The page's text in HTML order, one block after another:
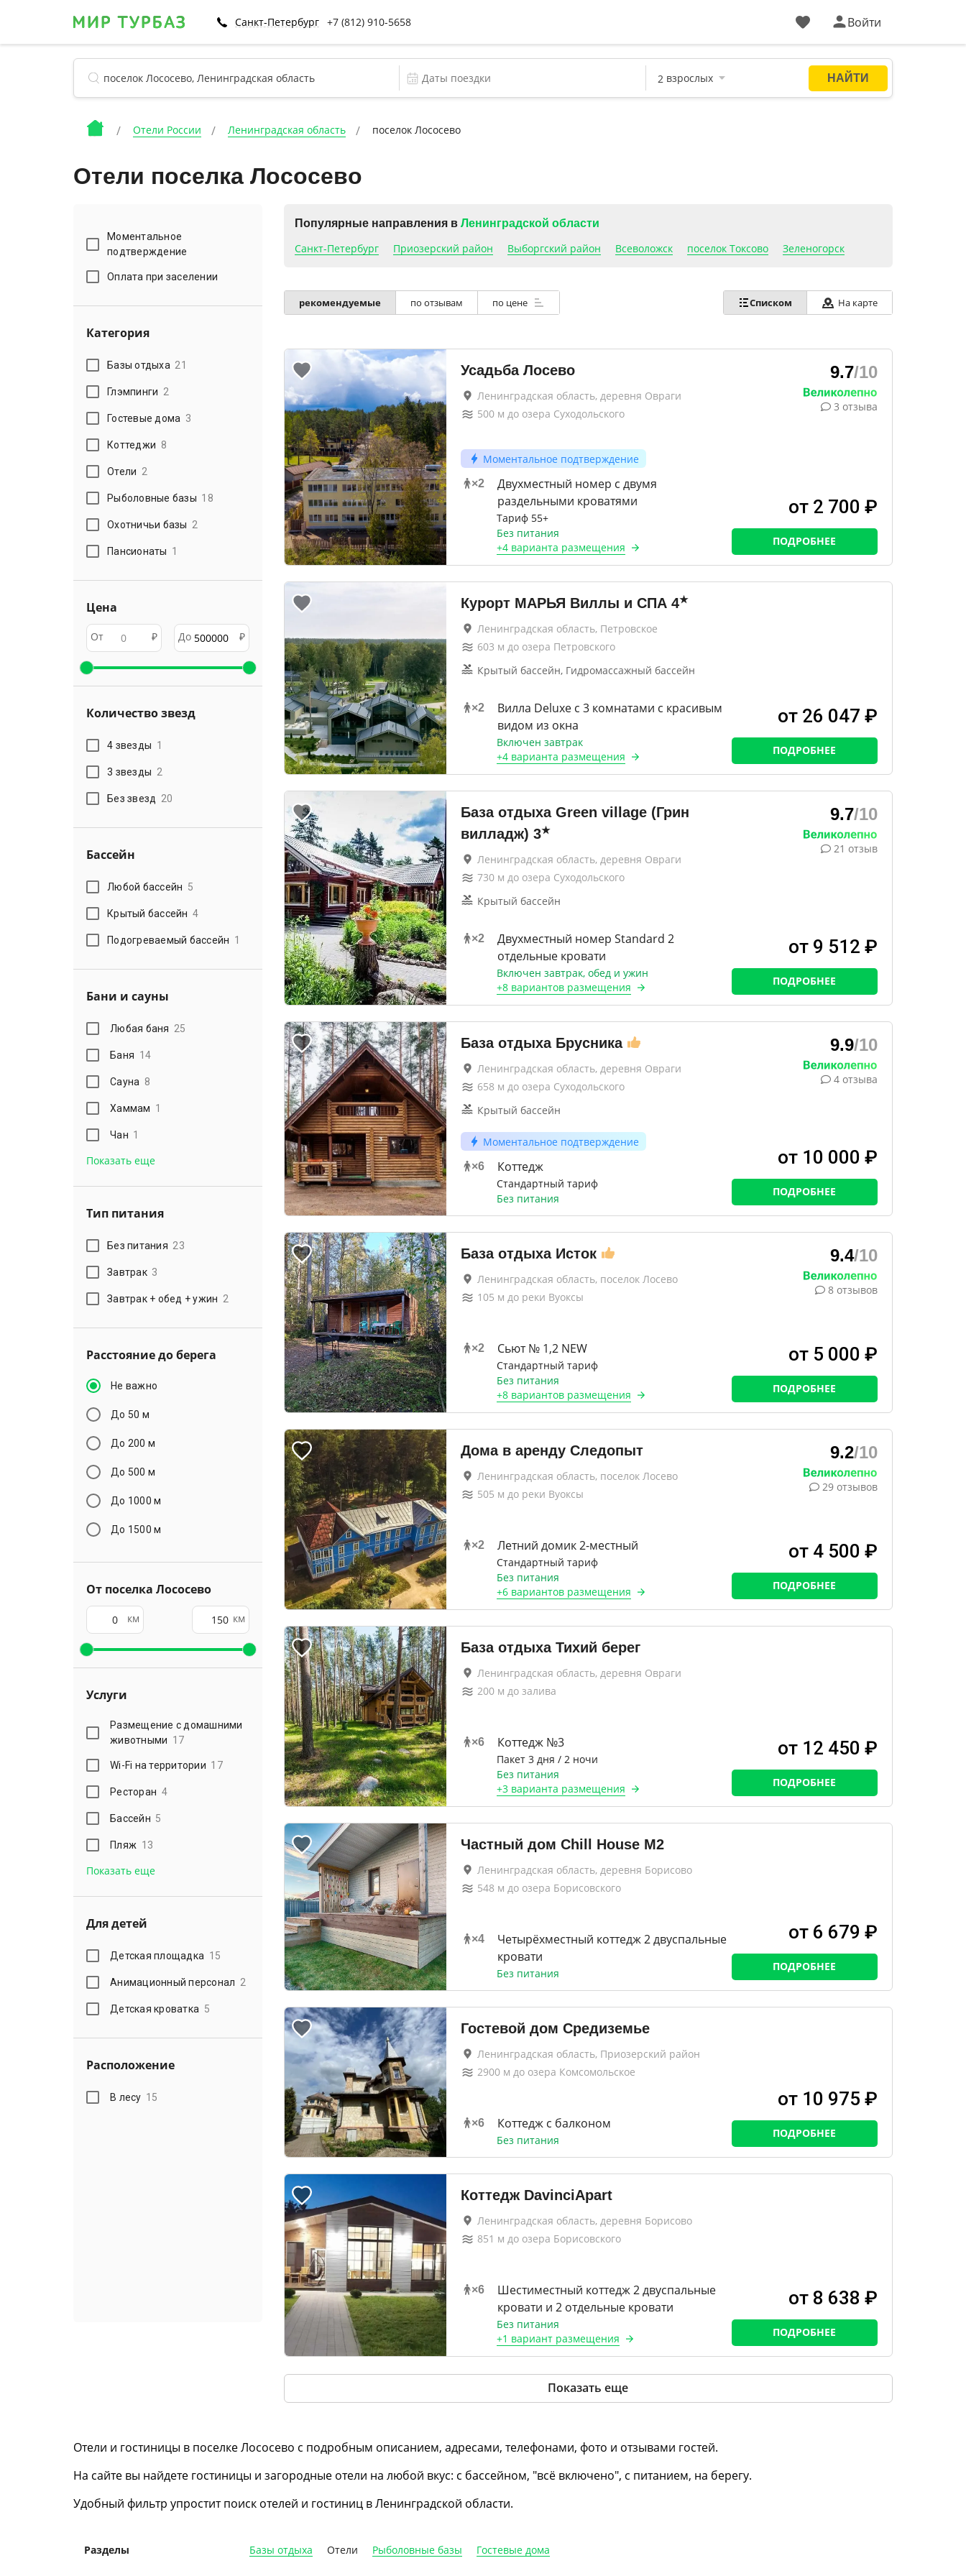
Санкт-Петербург +7 (812) 910-5658 Войти
Отели России Ленинградская область поселок Лососево
Отели поселка Лососево
Моментальное
подтверждение
Оплата при заселении
Категория
Базы отдыха 21
Глэмпинги 2
Гостевые дома 3
Коттеджи 8
Отели 2
Рыболовные базы 18
Охотничьи базы 2
Пансионаты 1
Цена
От ₽ До ₽
Количество звезд
4 звезды 1
3 звезды 2
Без звезд 20
Бассейн
Любой бассейн 5
Крытый бассейн 4
Подогреваемый бассейн 1
Бани и сауны
Любая баня 25
Баня 14
Сауна 8
Хаммам 1
Чан 1
Показать еще
Тип питания
Без питания 23
Завтрак 3
Завтрак + обед + ужин 2
Расстояние до берега
Не важно
До 50 м
До 200 м
До 500 м
До 1000 м
До 1500 м
От поселка Лососево
км км
Услуги
Размещение с домашними
животными 17
Wi-Fi на территории 17
Ресторан 4
Бассейн 5
Пляж 13
Показать еще
Для детей
Детская площадка 15
Анимационный персонал 2
Детская кроватка 5
Расположение
В лесу 15
Популярные направления в Ленинградской области
Санкт-Петербург Приозерский район Выборгский район Всеволожск поселок Токсово Зеленогорск
рекомендуемые по отзывам по цене Списком На карте
Усадьба Лосево
Ленинградская область, деревня Овраги
500м до озера Суходольского
Моментальное подтверждение
×2
Двухместный номер с двумя
раздельными кроватями
Тариф 55+
Без питания
+4 варианта размещения
9.7/10
3 отзыва
от 2 700 ₽
ПОДРОБНЕЕ
Курорт МАРЬЯ Виллы и СПА 4★
Ленинградская область, Петровское
603 м до озера Петровского
Крытый бассейн, Гидромассажный бассейн
×2
Вилла Deluxe с 3 комнатами с красивым
видом из окна
Включен завтрак
+4 варианта размещения
от 26 047 ₽
ПОДРОБНЕЕ
База отдыха Green village (Грин
вилладж) 3★
Ленинградская область, деревня Овраги
730м до озера Суходольского
Крытый бассейн
×2
Двухместный номер Standard 2
отдельные кровати
Включен завтрак, обед и ужин
+8 вариантовразмещения
9.7/10
21 отзыв
от 9 512 ₽
ПОДРОБНЕЕ
База отдыха Брусника
Ленинградская область, деревня Овраги
658 м до озера Суходольского
Крытый бассейн
Моментальное подтверждение
×6 Коттедж
Стандартный тариф
Без питания
9.9/10
4 отзыва
от 10 000 ₽
ПОДРОБНЕЕ
База отдыха Исток
Ленинградская область, поселок Лосево
105 м до реки Вуоксы
×2 Сьют № 1,2 NEW
Стандартный тариф
Без питания
+8 вариантовразмещения
9.4/10
8 отзывов
от 5 000 ₽
ПОДРОБНЕЕ
Дома в аренду Следопыт
Ленинградская область, поселок Лосево
505 м до реки Вуоксы
×2 Летний домик 2-местный
Стандартный тариф
Без питания
+6 вариантовразмещения
9.2/10
29 отзывов
от 4 500 ₽
ПОДРОБНЕЕ
База отдыха Тихий берег
Ленинградская область, деревня Овраги
200м до залива
×6 Коттедж №3
Пакет 3 дня / 2 ночи
Без питания
+3 варианта размещения
от 12 450 ₽
ПОДРОБНЕЕ
Частный дом Chill House M2
Ленинградская область, деревня Борисово
548 м до озера Борисовского
×4
Четырёхместный коттедж 2 двуспальные
кровати
Без питания
от 6 679 ₽
ПОДРОБНЕЕ
Гостевой дом Средиземье
Ленинградская область, Приозерский район
2900м до озера Комсомольское
×6 Коттедж с балконом
Без питания
от 10 975 ₽
ПОДРОБНЕЕ
Коттедж DavinciApart
Ленинградская область, деревня Борисово
851 м до озера Борисовского
×6
Шестиместный коттедж 2 двуспальные
кровати и 2 отдельные кровати
Без питания
+1 вариантразмещения
от 8 638 ₽
ПОДРОБНЕЕ
Показать еще
Отели и гостиницы в поселке Лососево с подробным описанием, адресами, телефонами, фото и отзывами гостей.
На сайте вы найдете гостиницы и загородные отели на любой вкус: с бассейном, "всё включено", с питанием, на берегу.
Удобный фильтр упростит поиск отелей и гостиниц в Ленинградской области.
Разделы Базы отдыха Отели Рыболовные базы Гостевые дома